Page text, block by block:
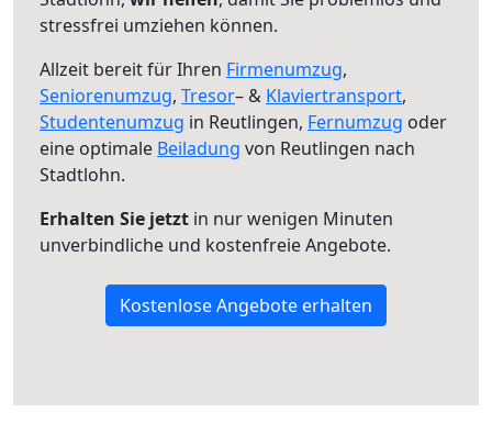
stressfrei umziehen können.
Allzeit bereit für Ihren Firmenumzug,
Seniorenumzug, Tresor– & Klaviertransport,
Studentenumzug in Reutlingen, Fernumzug oder
eine optimale Beiladung von Reutlingen nach
Stadtlohn.
Erhalten Sie jetzt in nur wenigen Minuten
unverbindliche und kostenfreie Angebote.
Kostenlose Angebote erhalten